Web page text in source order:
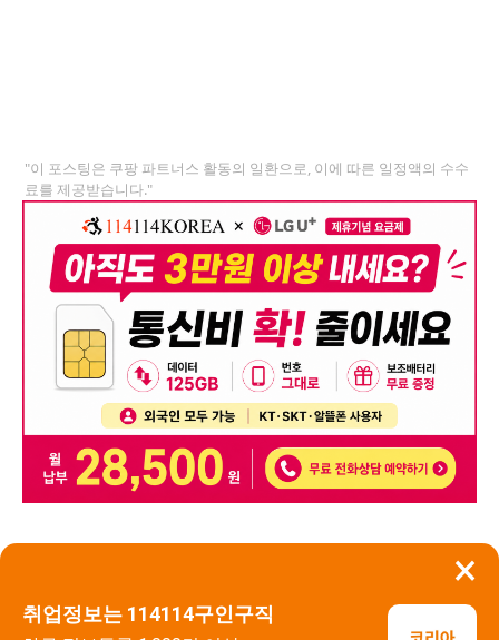
×
취업정보는 114114구인구직
"이 포스팅은 쿠팡 파트너스 활동의 일환으로, 이에 따른 일정액의 수수
료를 제공받습니다."